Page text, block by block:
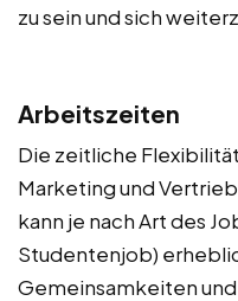
zu sein und sich
Arbeitszeiten
Die zeitliche
Marketing und
kann je nach Art des
Studentenjob)
Gemeinsamkeiten